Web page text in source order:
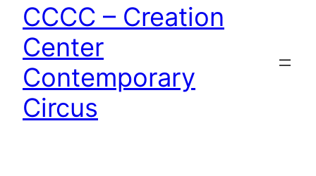
CCCC – Creation
Center
Contemporary
Circus